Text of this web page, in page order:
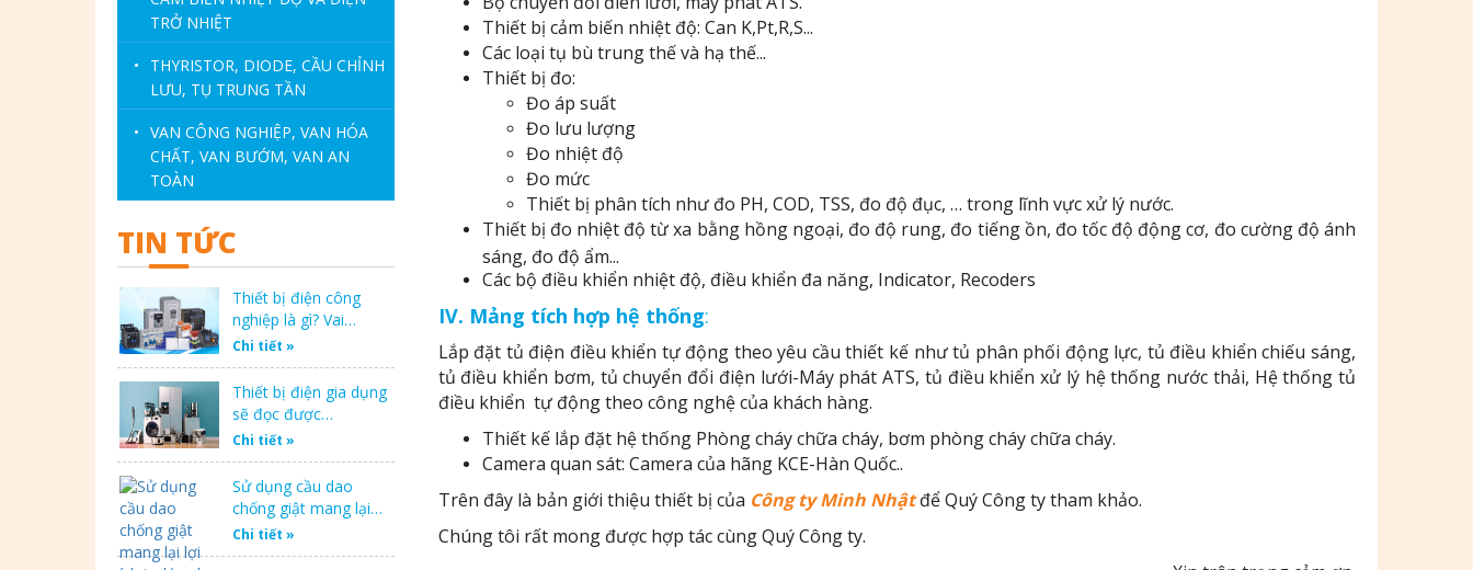
TRỞ NHIỆT
•
THYRISTOR, DIODE, CẦU CHỈNH
LƯU, TỤ TRUNG TẦN
• VAN CÔNG NGHIỆP, VAN HÓA
CHẤT, VAN BƯỚM, VAN AN
TOÀN
TIN TỨC
Thiết bị điện công
nghiệp là gì? Vai…
Chi tiết »
Thiết bị điện gia dụng
sẽ đọc được…
Chi tiết »
Sử dụng cầu dao
chống giật mang lại…
Chi tiết »
Thiết bị cảm biến nhiệt độ: Can K,Pt,R,S...
Các loại tụ bù trung thế và hạ thế...
Thiết bị đo:
Đo áp suất
Đo lưu lượng
Đo nhiệt độ
Đo mức
Thiết bị phân tích như đo PH, COD, TSS, đo độ đục, … trong lĩnh vực xử lý nước.
Thiết bị đo nhiệt độ từ xa bằng hồng ngoại, đo độ rung, đo tiếng ồn, đo tốc độ động cơ, đo cường độ ánh
sáng, đo độ ẩm...
Các bộ điều khiển nhiệt độ, điều khiển đa năng, Indicator, Recoders
IV. Mảng tích hợp hệ thống:
Lắp đặt tủ điện điều khiển tự động theo yêu cầu thiết kế như tủ phân phối động lực, tủ điều khiển chiếu sáng,
tủ điều khiển bơm, tủ chuyển đổi điện lưới-Máy phát ATS, tủ điều khiển xử lý hệ thống nước thải, Hệ thống tủ
điều khiển tự động theo công nghệ của khách hàng.
Thiết kế lắp đặt hệ thống Phòng cháy chữa cháy, bơm phòng cháy chữa cháy.
Camera quan sát: Camera của hãng KCE-Hàn Quốc..
Trên đây là bản giới thiệu thiết bị của Công ty Minh Nhậtđể Quý Công ty tham khảo.
Chúng tôi rất mong được hợp tác cùng Quý Công ty.